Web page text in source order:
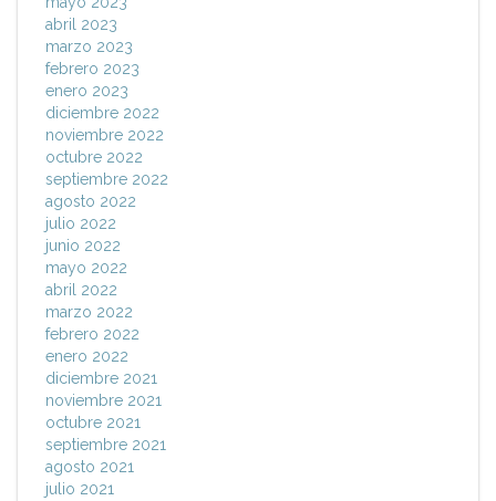
abril 2023
marzo 2023
febrero 2023
enero 2023
diciembre 2022
noviembre 2022
octubre 2022
septiembre 2022
agosto 2022
julio 2022
junio 2022
mayo 2022
abril 2022
marzo 2022
febrero 2022
enero 2022
diciembre 2021
noviembre 2021
octubre 2021
septiembre 2021
agosto 2021
julio 2021